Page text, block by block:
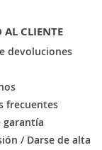
AL CLIENTE
devoluciones
frecuentes
garantía
/ Darse de alta